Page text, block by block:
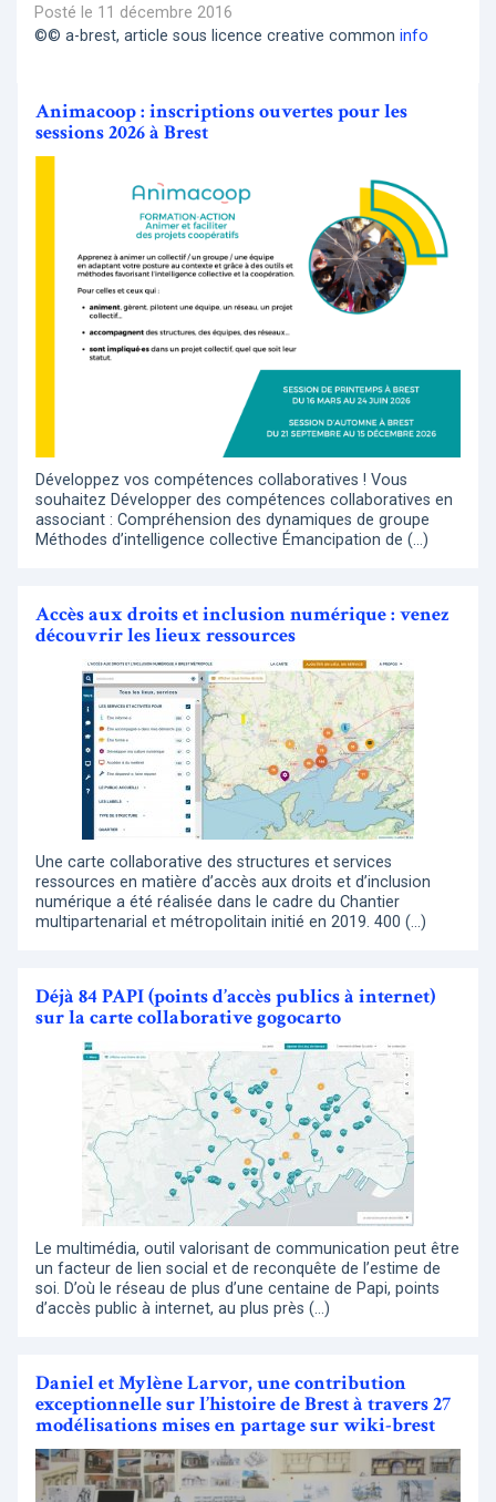
Posté le 11 décembre 2016
©© a-brest, article sous licence creative common info
Animacoop : inscriptions ouvertes pour les
sessions 2026 à Brest
Développez vos compétences collaboratives ! Vous
souhaitez Développer des compétences collaboratives en
associant : Compréhension des dynamiques de groupe
Méthodes d’intelligence collective Émancipation de (…)
Accès aux droits et inclusion numérique : venez
découvrir les lieux ressources
Une carte collaborative des structures et services
ressources en matière d’accès aux droits et d’inclusion
numérique a été réalisée dans le cadre du Chantier
multipartenarial et métropolitain initié en 2019. 400 (…)
Déjà 84 PAPI (points d’accès publics à internet)
sur la carte collaborative gogocarto
Le multimédia, outil valorisant de communication peut être
un facteur de lien social et de reconquête de l’estime de
soi. D’où le réseau de plus d’une centaine de Papi, points
d’accès public à internet, au plus près (…)
Daniel et Mylène Larvor, une contribution
exceptionnelle sur l’histoire de Brest à travers 27
modélisations mises en partage sur wiki-brest